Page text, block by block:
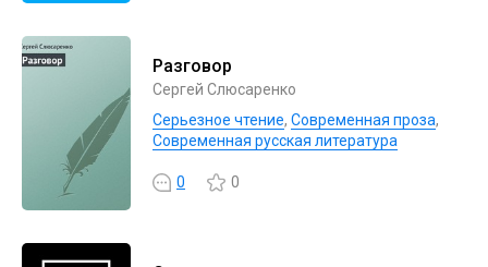
Разговор
Сергей Слюсаренко
Серьезное чтение, Современная проза,
Современная русская литература
0 0